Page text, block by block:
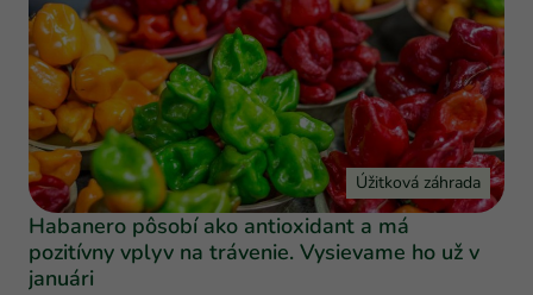
Úžitková záhrada
Habanero pôsobí ako antioxidant a má
pozitívny vplyv na trávenie. Vysievame ho už v
januári